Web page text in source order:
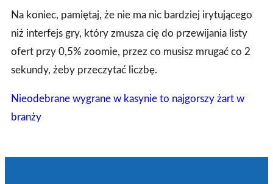
Na koniec, pamiętaj, że nie ma nic bardziej irytującego
niż interfejs gry, który zmusza cię do przewijania listy
ofert przy 0,5% zoomie, przez co musisz mrugać co 2
sekundy, żeby przeczytać liczbę.
Nieodebrane wygrane w kasynie to najgorszy żart w
branży